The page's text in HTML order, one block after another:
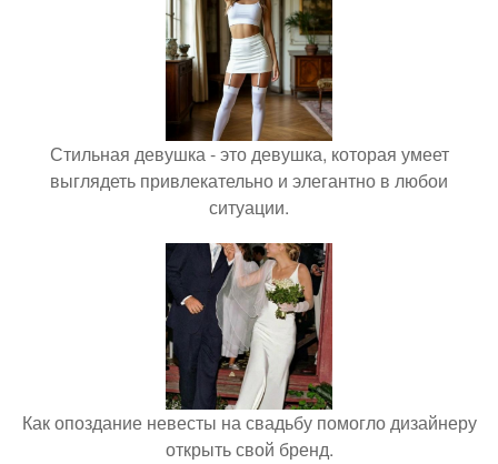
Стильная девушка - это девушка, которая умеет
выглядеть привлекательно и элегантно в любои
ситуации.
Как опоздание невесты на свадьбу помогло дизайнеру
открыть свой бренд.